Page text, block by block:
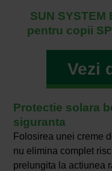
SUN
pentru copii
Vezi
Protectie solara
siguranta
Folosirea unei creme
nu elimina complet
prelungita la actiunea